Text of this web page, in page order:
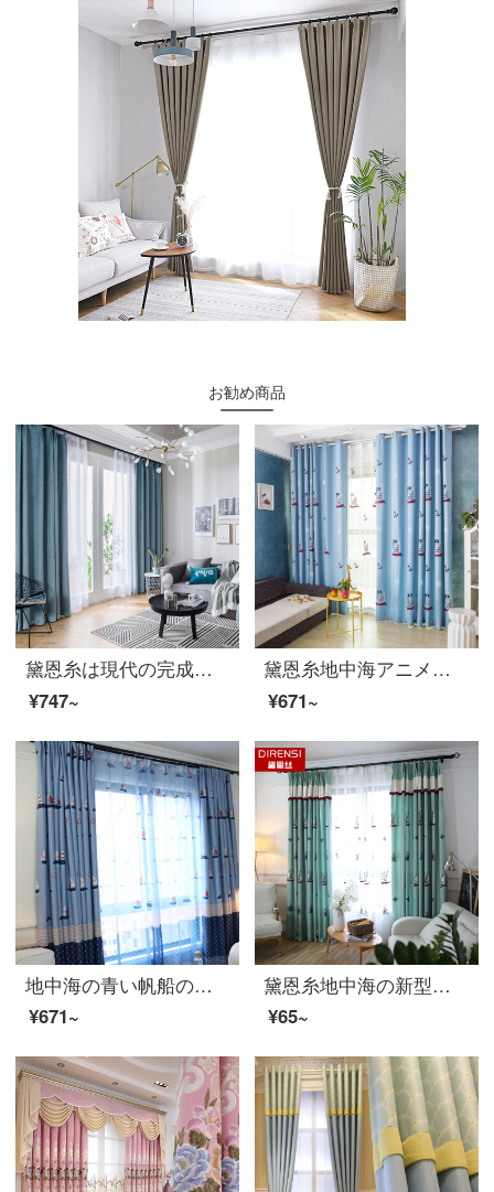
お勧め商品
黛恩糸は現代の完成品のカーテンを簡単に予約します。北欧風の純色の寝室のリビングルームの遮光カーテンは空色の布をまいています。（加工は無料です。）
¥747~
黛恩糸地中海アニメカーテン子供部屋男の子寝室書斎床窓英倫風木綿麻刺繍遮光布地の暖簾一メートル単価（加工を含む）
¥671~
地中海の青い帆船の子供の部屋のカーテンの全遮光布をカスタマイズして完成品の床に置く窓のカーテンの布の一メートルごとに（加工が無料です）は何メートルを要して何件を撮影しますか？
¥671~
黛恩糸地中海の新型のカーテン子供部屋の書斎の漫画の帆船の刺繍のカーテンの緑色のカスタマイズ布の0.1メートルは撮影を補います。
¥65~